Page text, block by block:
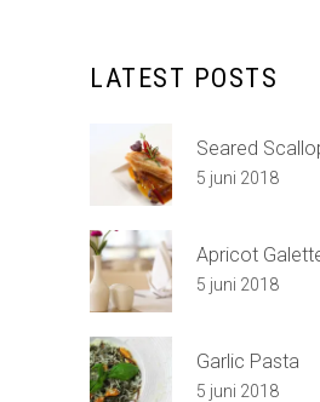
LATEST POSTS
Seared
5 juni 2018
Apricot
5 juni 2018
Garlic Pasta
5 juni 2018